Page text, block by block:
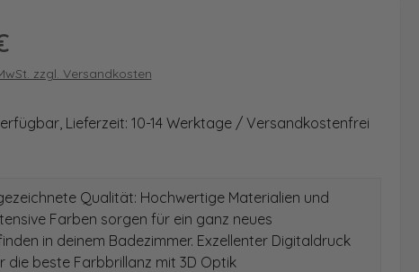
zzgl. Versandkosten
Lieferzeit: 10-14 Werktage / Versandkostenfrei
Qualität: Hochwertige Materialien und
Farben sorgen für ein ganz neues
in deinem Badezimmer. Exzellenter Digitaldruck
die beste Farbbrillanz mit 3D Optik